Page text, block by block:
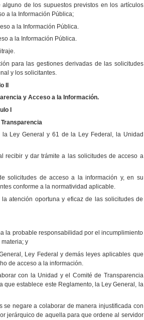
de los supuestos previstos en los artículos
a la Información Pública;
a la Información Pública.
a la Información Pública.
para las gestiones derivadas de las solicitudes
y los solicitantes.
II
y Acceso a la Información.
I
la Ley General y 61 de la Ley Federal , la Unidad
recibir y dar trámite a las solicitudes de acceso a
solicitudes de acceso a la información y, en su
conforme a la normatividad aplicable.
atención oportuna y eficaz de las solicitudes de
la probable responsabilidad por el incumplimiento
y
Ley Federal y demás leyes aplicables que
de acceso a la información.
con la Unidad y el Comité de Transparencia
establece este Reglamento, la Ley General, la
se negare a colaborar de manera injustificada con
jerárquico de aquella para que ordene al servidor